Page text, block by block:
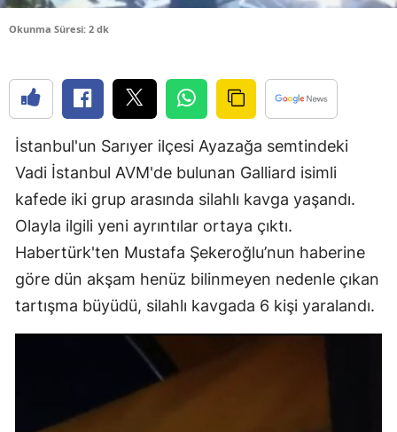
Çankırı
Çorum
Diyarbakır
Elazığ
Erzincan
Okunma Süresi: 2 dk
İstanbul'un Sarıyer ilçesi Ayazağa semtindeki
Vadi İstanbul AVM'de bulunan Galliard isimli
kafede iki grup arasında silahlı kavga yaşandı.
Olayla ilgili yeni ayrıntılar ortaya çıktı.
Habertürk'ten Mustafa Şekeroğlu’nun haberine
göre dün akşam henüz bilinmeyen nedenle çıkan
tartışma büyüdü, silahlı kavgada 6 kişi yaralandı.